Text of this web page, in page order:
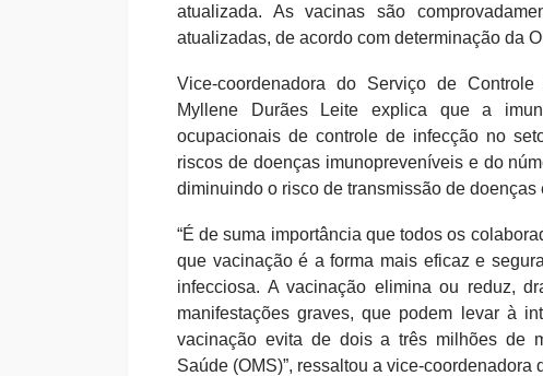
atualizada. As vacinas são
atualizadas, de acordo com determinação da
Vice-coordenadora do Serviço de
Myllene Durães Leite explica que a
ocupacionais de controle de infecção no
riscos de doenças imunopreveníveis e do
diminuindo o risco de transmissão de
“É de suma importância que todos os
que vacinação é a forma mais eficaz e
infecciosa. A vacinação elimina ou reduz,
manifestações graves, que podem levar à
vacinação evita de dois a três milhões de
Saúde (OMS)”, ressaltou a vice-coordenadora